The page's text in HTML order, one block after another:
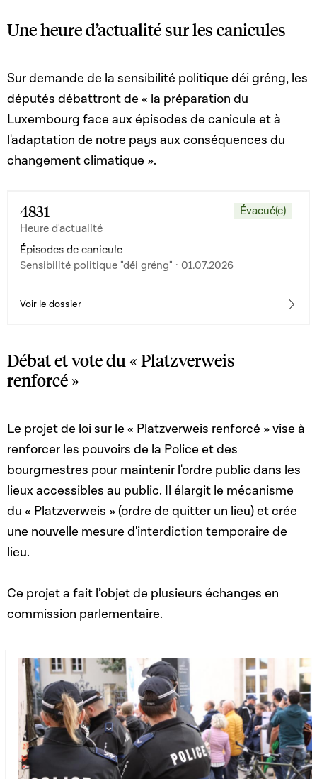
Une heure d’actualité sur les canicules
Sur demande de la sensibilité politique déi gréng, les
députés débattront de « la préparation du
Luxembourg face aux épisodes de canicule et à
l'adaptation de notre pays aux conséquences du
changement climatique ».
4831
Heure d'actualité
Évacué(e)
Épisodes de canicule
Sensibilité politique "déi gréng" · 01.07.2026
Voir le dossier
Débat et vote du « Platzverweis
renforcé »
Le projet de loi sur le « Platzverweis renforcé »vise à
renforcer les pouvoirs de la Police et des
bourgmestres pour maintenir l'ordre public dans les
lieux accessibles au public. Il élargit le mécanisme
du « Platzverweis » (ordre de quitter un lieu) et crée
une nouvelle mesure d'interdiction temporaire de
lieu.
Ce projet a fait l’objet de plusieurs échanges en
commission parlementaire.